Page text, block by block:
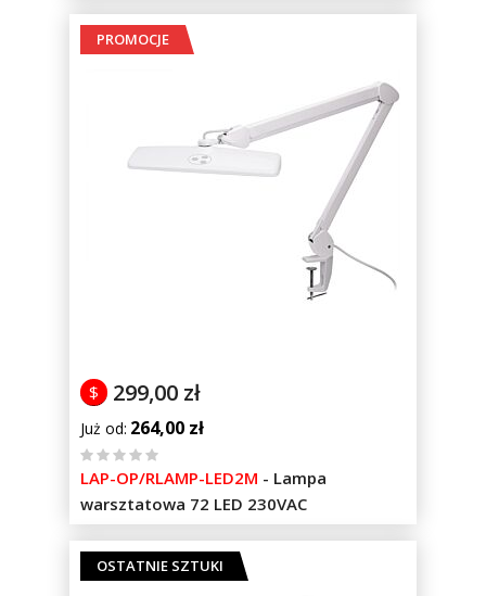
PROMOCJE
299,00 zł
$
Już od 264,00 zł
%
100
LAP-OP/RLAMP-LED2M - Lampa
warsztatowa 72 LED 230VAC
OSTATNIE SZTUKI